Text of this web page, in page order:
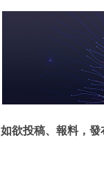
如欲投稿、報料，發